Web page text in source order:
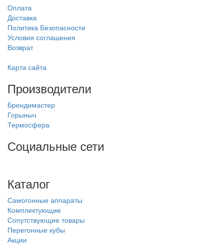
Оплата
Доставка
Политика Безопасности
Условия соглашения
Возврат
Карта сайта
Производители
Брендимастер
Горыныч
Термосфера
Социальные сети
Каталог
Самогонные аппараты
Комплектующие
Сопутствующие товары
Перегонные кубы
Акции